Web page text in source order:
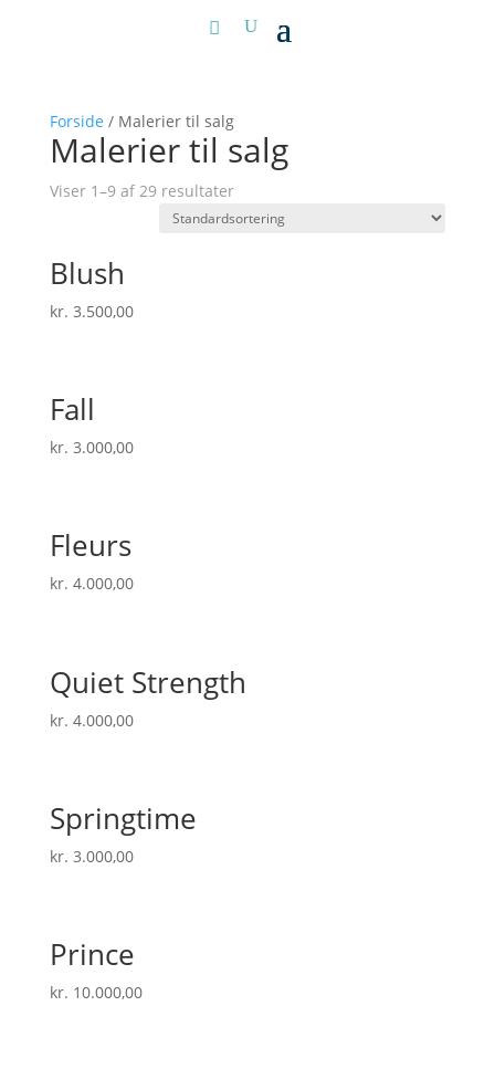
Forside / Malerier til salg
Malerier til salg
Viser 1–9 af 29 resultater
Blush
kr. 3.500,00
Fall
kr. 3.000,00
Fleurs
kr. 4.000,00
Quiet Strength
kr. 4.000,00
Springtime
kr. 3.000,00
Prince
kr. 10.000,00